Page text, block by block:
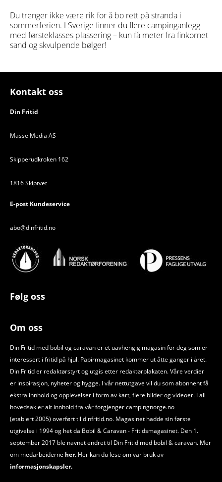
Du trenger ikke være rik for å bo rett på stranda i
sommerferien. I Sverige finner du flere campinganlegg
med førsteklasses plassering – kun få meter fra finkornet
sand og skvulpende bølger!
Kontakt oss
Din Fritid
Masse Media AS
Skipperudkroken 162
1816 Skiptvet
E-post Kundeservice
abo@dinfritid.no
Følg oss
Om oss
Din Fritid med bobil og caravan er et uavhengig magasin for deg som er
interessert i fritid på hjul. Papirmagasinet kommer ut åtte ganger i året.
Din Fritid er redaktørstyrt og utgis etter redaktørplakaten. Våre verdier
er inspirasjon, nyheter og hygge. I vår nettutgave vil du som abonnent få
ekstra innhold og opplevelser i form av kart, flere bilder og videoer. I all
hovedsak er alt innhold fra vår forgjenger campingnorge.no
(etablert 2005) overført til dinfritid.no. Magasinet hadde sin første
utgivelse i 1994 og het da Bobil &Caravan - Fritidsmagasinet. Den 1.
september 2017 ble navnet endret til Din Fritid med bobil &caravan. Mer
om medarbeiderne her. Her kan du lese om vår bruk av
informasjonskapsler.